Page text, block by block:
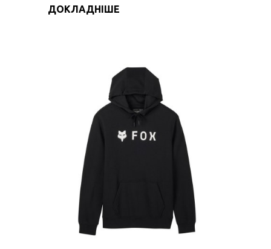
ДОКЛАДНІШЕ